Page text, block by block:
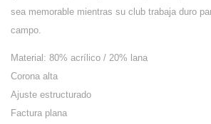
sea memorable mientras su club trabaja duro
campo.
Material: 80% acrílico / 20% lana
Corona alta
Ajuste estructurado
Factura plana